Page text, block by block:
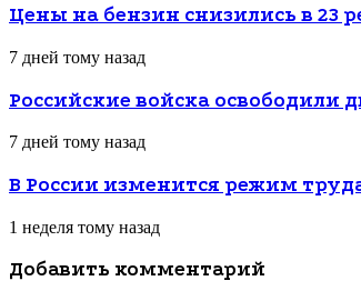
Цены на бензин снизились в 23
7 дней тому назад
Российские войска освободили
7 дней тому назад
В России изменится режим
1 неделя тому назад
Добавить комментарий